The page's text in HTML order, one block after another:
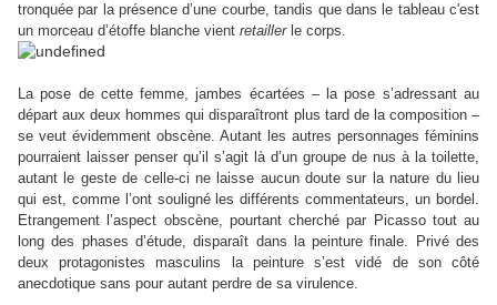
tronquée par la présence d’une courbe, tandis que dans le tableau c'est
un morceau d’étoffe blanche vient retaillerle corps.
La pose de cette femme, jambes écartées – la pose s’adressant au
départ aux deux hommes qui disparaîtront plus tard de la composition –
se veut évidemment obscène. Autant les autres personnages féminins
pourraient laisser penser qu’il s’agit là d’un groupe de nus à la toilette,
autant le geste de celle-ci ne laisse aucun doute sur la nature du lieu
qui est, comme l’ont souligné les différents commentateurs, un bordel.
Etrangement l’aspect obscène, pourtant cherché par Picasso tout au
long des phases d’étude, disparaît dans la peinture finale. Privé des
deux protagonistes masculins la peinture s’est vidé de son côté
anecdotique sans pour autant perdre de sa virulence.